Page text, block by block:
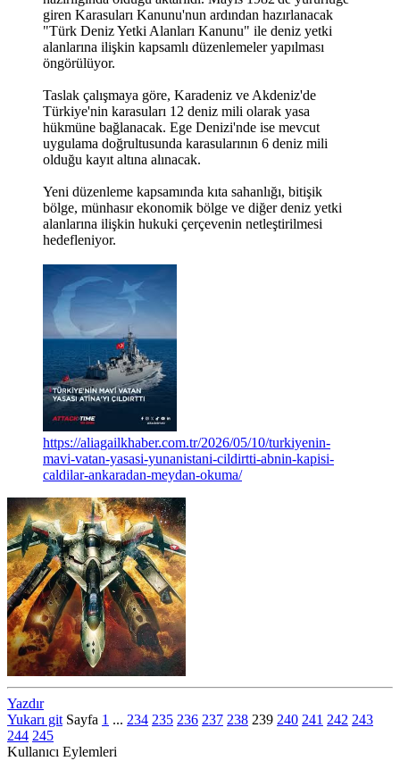
giren Karasuları Kanunu'nun ardından hazırlanacak
"Türk Deniz Yetki Alanları Kanunu" ile deniz yetki
alanlarına ilişkin kapsamlı düzenlemeler yapılması
öngörülüyor.
Taslak çalışmaya göre, Karadeniz ve Akdeniz'de
Türkiye'nin karasuları 12 deniz mili olarak yasa
hükmüne bağlanacak. Ege Denizi'nde ise mevcut
uygulama doğrultusunda karasularının 6 deniz mili
olduğu kayıt altına alınacak.
Yeni düzenleme kapsamında kıta sahanlığı, bitişik
bölge, münhasır ekonomik bölge ve diğer deniz yetki
alanlarına ilişkin hukuki çerçevenin netleştirilmesi
hedefleniyor.
https://aliagailkhaber.com.tr/2026/05/10/turkiyenin-
mavi-vatan-yasasi-yunanistani-cildirtti-abnin-kapisi-
caldilar-ankaradan-meydan-okuma/
Yazdır
Yukarı git Sayfa 1 ... 234 235 236 237 238 239 240 241 242 243
244 245
Kullanıcı Eylemleri